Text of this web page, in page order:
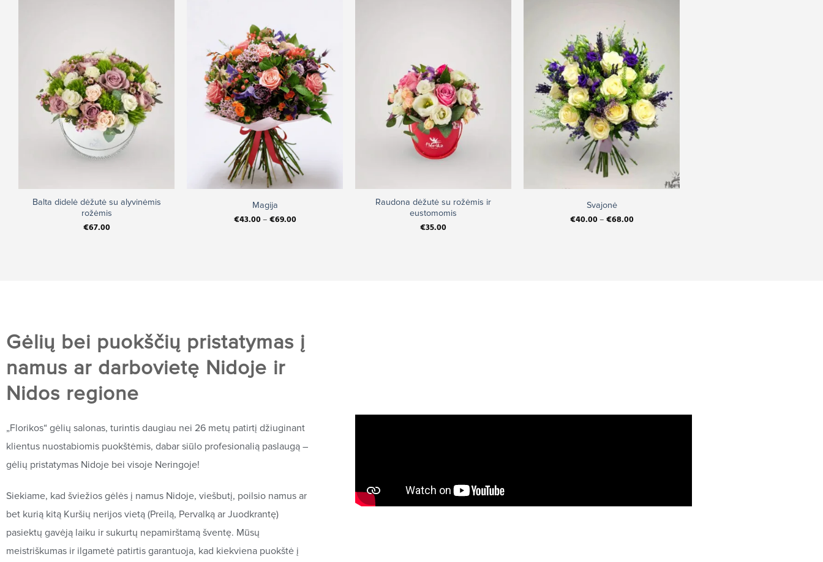
+
Balta didelė dėžutė su alyvinėmis
rožėmis
€67.00
+
Magija
€43.00– €69.00
+
Raudona dėžutė su rožėmis ir
eustomomis
€35.00
+
Svajonė
€40.00– €68.00
Gėlių bei puokščių pristatymas į
namus ar darbovietę Nidoje ir
Nidos regione
„Florikos“ gėlių salonas, turintis daugiau nei 26 metų patirtį džiuginant
klientus nuostabiomis puokštėmis, dabar siūlo profesionalią paslaugą –
gėlių pristatymas Nidoje bei visoje Neringoje!
Siekiame, kad šviežios gėlės į namus Nidoje, viešbutį, poilsio namus ar
bet kurią kitą Kuršių nerijos vietą (Preilą, Pervalką ar Juodkrantę)
pasiektų gavėją laiku ir sukurtų nepamirštamą šventę. Mūsų
meistriškumas ir ilgametė patirtis garantuoja, kad kiekviena puokštė į